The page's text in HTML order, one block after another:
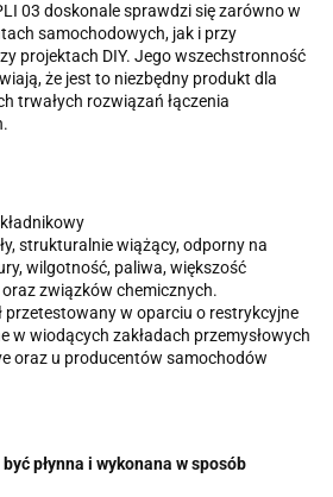
03 doskonale sprawdzi się zarówno w
samochodowych, jak i przy
projektach DIY. Jego wszechstronność
że jest to niezbędny produkt dla
trwałych rozwiązań łączenia
strukturalnie wiążący, odporny na
wilgotność, paliwa, większość
związków chemicznych.
przetestowany w oparciu o restrykcyjne
w wiodących zakładach przemysłowych
oraz u producentów samochodów
płynna i wykonana w sposób